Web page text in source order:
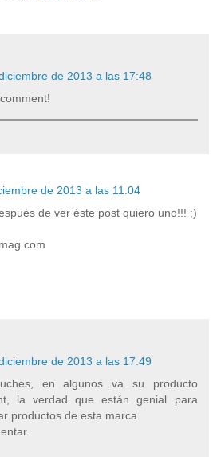
de 2013 a las 17:48
de 2013 a las 11:04
de ver éste post quiero uno!!! ;)
de 2013 a las 17:49
en algunos va su producto
la verdad que están genial para
productos de esta marca.